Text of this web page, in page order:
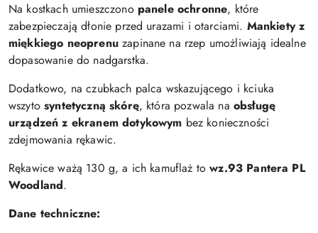
Na kostkach umieszczono panele ochronne, które
zabezpieczają dłonie przed urazami i otarciami. Mankiety z
miękkiego neoprenuzapinane na rzep umożliwiają idealne
dopasowanie do nadgarstka.
Dodatkowo, na czubkach palca wskazującego i kciuka
wszytosyntetyczną skórę, która pozwala na obsługę
urządzeń z ekranem dotykowym bez konieczności
zdejmowania rękawic.
Rękawice ważą 130 g, a ich kamuflaż towz.93 Pantera PL
Woodland.
Dane techniczne: